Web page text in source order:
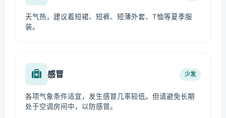
天气热，建议着短裙、短裤、短薄外套、T恤等夏季服
装。
感冒 少发
各项气象条件适宜，发生感冒几率较低。但请避免长期
处于空调房间中，以防感冒。